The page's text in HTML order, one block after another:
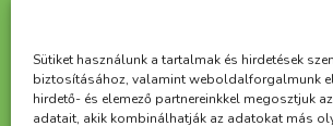
Sütiket használunk a tartalmak és hirdetések
biztosításához, valamint weboldalforgalmunk
hirdető- és elemező partnereinkkel megosztjuk
adatait, akik kombinálhatják az adatokat más